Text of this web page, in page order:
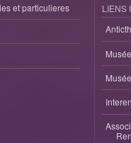
et particulieres
LIENS